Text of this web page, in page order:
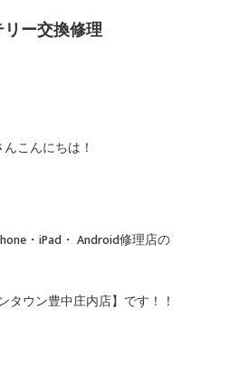
リー交換修理
んこんにちは！
・iPad・ Android修理店の
タウン豊中庄内店】です！！